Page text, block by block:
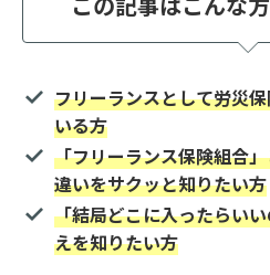
フリーランスとして労災
いる方
「フリーランス保険組合
違いをサクッと知りたい方
「結局どこに入ったらい
えを知りたい方